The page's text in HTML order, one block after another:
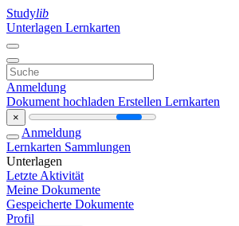
Studylib
Unterlagen Lernkarten
Anmeldung
Dokument hochladen Erstellen Lernkarten
×
Anmeldung
Lernkarten Sammlungen
Unterlagen
Letzte Aktivität
Meine Dokumente
Gespeicherte Dokumente
Profil